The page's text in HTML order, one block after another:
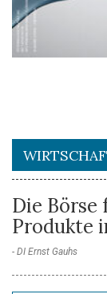
Die
Produkte
DI Ernst Gauhs